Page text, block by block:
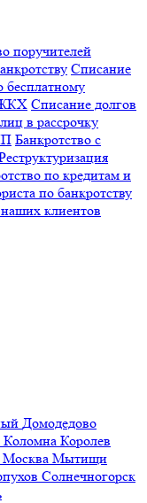
поручителей
Списание
бесплатному
ЖКХ Списание долгов
в рассрочку
Банкротство с
по кредитам и
по банкротству
клиентов
Домодедово
Коломна Королев
Москва Мытищи
Солнечногорск